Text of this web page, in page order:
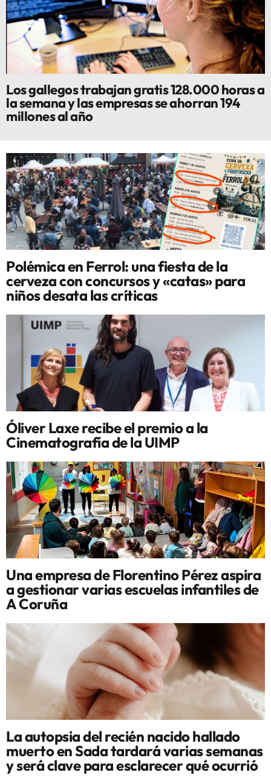
Los gallegos trabajan gratis 128.000 horas a
la semana y las empresas se ahorran 194
millones al año
Polémica en Ferrol: una fiesta de la
cerveza con concursos y «catas» para
niños desata las críticas
Óliver Laxe recibe el premio a la
Cinematografía de la UIMP
Una empresa de Florentino Pérez aspira
a gestionar varias escuelas infantiles de
A Coruña
La autopsia del recién nacido hallado
muerto en Sada tardará varias semanas
y será clave para esclarecer qué ocurrió